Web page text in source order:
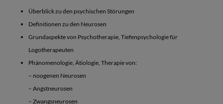
Überblick zu den psychischen Störungen
Definitionen zu den Neurosen
Grundaspekte von Psychotherapie, Tiefenpsychologie für
Logotherapeuten
Phänomenologie, Ätiologie, Therapie von:
– noogenen Neurosen
– Angstneurosen
– Zwangsneurosen